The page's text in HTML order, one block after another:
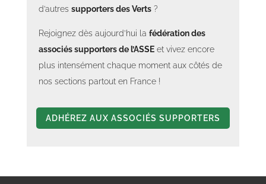
d’autres supporters des Verts ?
Rejoignez dès aujourd’hui la fédération des
associés supporters de l’ASSE et vivez encore
plus intensément chaque moment aux côtés de
nos sections partout en France !
ADHÉREZ AUX ASSOCIÉS SUPPORTERS